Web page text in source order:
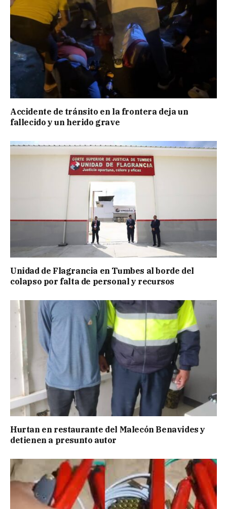
Accidente de tránsito en la frontera deja un
fallecido y un herido grave
Unidad de Flagrancia en Tumbes al borde del
colapso por falta de personal y recursos
Hurtan en restaurante del Malecón Benavides y
detienen a presunto autor